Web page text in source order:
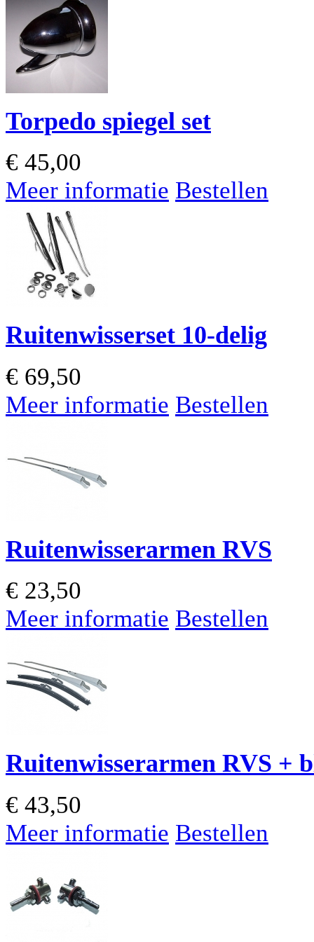
Torpedo spiegel set
€ 45,00
Meer informatie Bestellen
Ruitenwisserset 10-delig
€ 69,50
Meer informatie Bestellen
Ruitenwisserarmen RVS
€ 23,50
Meer informatie Bestellen
Ruitenwisserarmen RVS +
€ 43,50
Meer informatie Bestellen